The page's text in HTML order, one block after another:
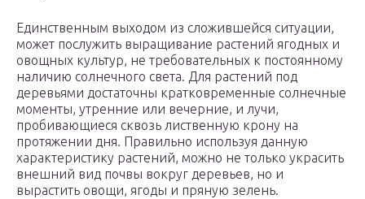
Единственным выходом из сложившейся ситуации,
может послужить выращивание растений ягодных и
овощных культур, не требовательных к постоянному
наличию солнечного света. Для растений под
деревьями достаточны кратковременные солнечные
моменты, утренние или вечерние, и лучи,
пробивающиеся сквозь лиственную крону на
протяжении дня. Правильно используя данную
характеристику растений, можно не только украсить
внешний вид почвы вокруг деревьев, но и
вырастить овощи, ягоды и пряную зелень.